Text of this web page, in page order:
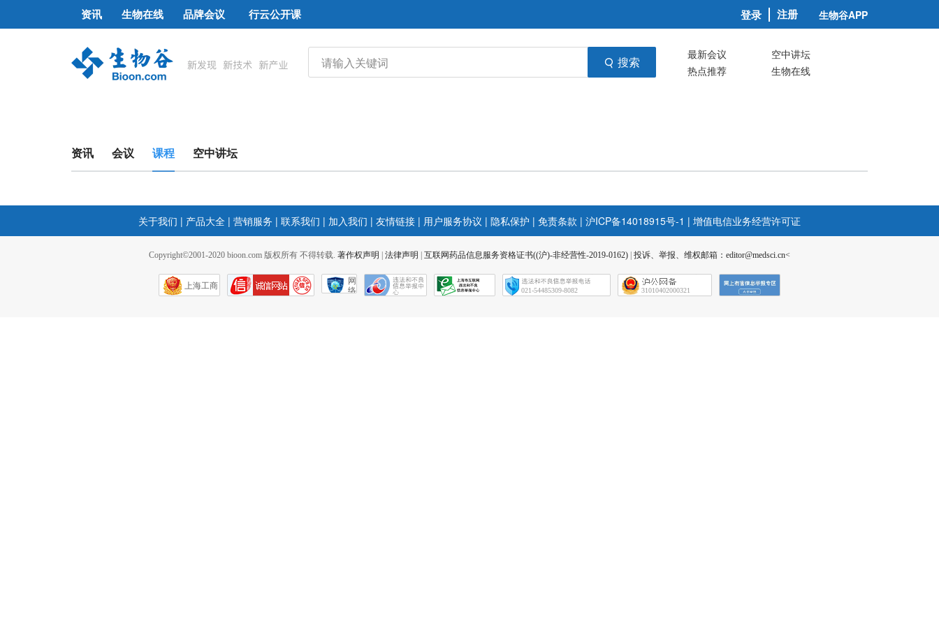
资讯 生物在线 品牌会议 行云公开课 登录 注册 生物谷APP
搜索 最新会议
空中讲坛
热点推荐
生物在线
资讯 会议 课程 空中讲坛
关于我们 | 产品大全 | 营销服务 | 联系我们 | 加入我们 | 友情链接 | 用户服务协议 | 隐私保护 | 免责条款 | 沪ICP备14018915号-1 | 增值电信业务经营许可证
Copyright©2001-2020 bioon.com 版权所有 不得转载. 著作权声明 法律声明 互联网药品信息服务资格证书((沪)-非经营性-2019-0162) 投诉、举报、维权邮箱：editor@medsci.cn<
上海工商
网
络
021-54485309-8082 31010402000321